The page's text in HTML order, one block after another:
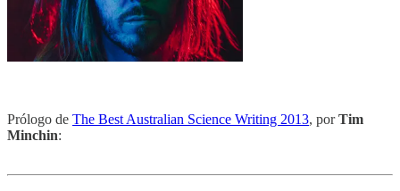
Prólogo de The Best Australian Science Writing 2013, porTim
Minchin: